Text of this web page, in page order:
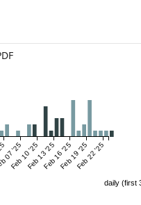
'25
Feb 10 '25Feb 13 '25Feb 16 '25Feb 19 '25Feb 22 '25
daily (first